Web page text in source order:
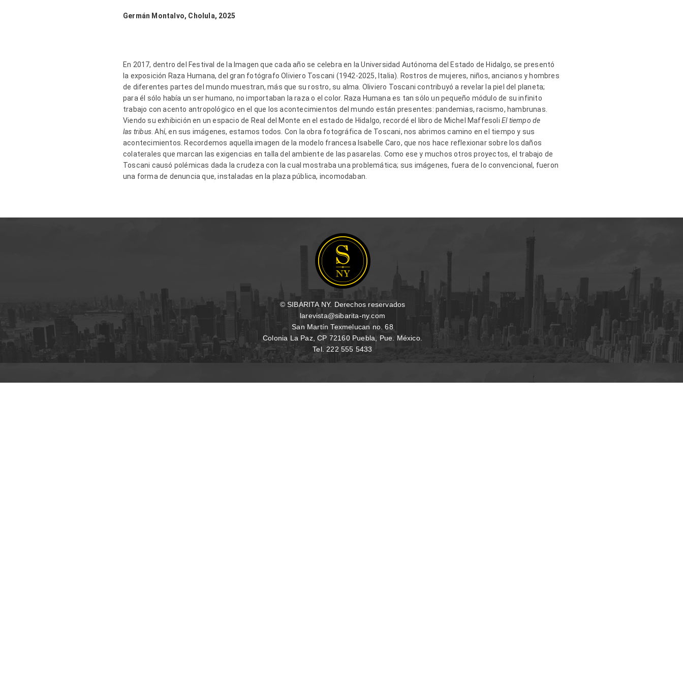
Germán Montalvo, Cholula, 2025
En 2017, dentro del Festival de la Imagen que cada año se celebra en la Universidad Autónoma del Estado de Hidalgo, se presentó
la exposición Raza Humana, del gran fotógrafo Oliviero Toscani (1942-2025, Italia). Rostros de mujeres, niños, ancianos y hombres
de diferentes partes del mundo muestran, más que su rostro, su alma. Oliviero Toscani contribuyó a revelar la piel del planeta;
para él sólo había un ser humano, no importaban la raza o el color. Raza Humana es tan sólo un pequeño módulo de su infinito
trabajo con acento antropológico en el que los acontecimientos del mundo están presentes: pandemias, racismo, hambrunas.
Viendo su exhibición en un espacio de Real del Monte en el estado de Hidalgo, recordé el libro de Michel MaffesoliEl tiempo de
las tribus. Ahí, en sus imágenes, estamos todos. Con la obra fotográfica de Toscani, nos abrimos camino en el tiempo y sus
acontecimientos. Recordemos aquella imagen de la modelo francesa Isabelle Caro, que nos hace reflexionar sobre los daños
colaterales que marcan las exigencias en talla del ambiente de las pasarelas. Como ese y muchos otros proyectos, el trabajo de
Toscani causó polémicas dada la crudeza con la cual mostraba una problemática; sus imágenes, fuera de lo convencional, fueron
una forma de denuncia que, instaladas en la plaza pública, incomodaban.
© SIBARITA NY. Derechos reservados
larevista@sibarita-ny.com
San Martín Texmelucan no. 68
Colonia La Paz, CP 72160 Puebla, Pue. México.
Tel. 222 555 5433